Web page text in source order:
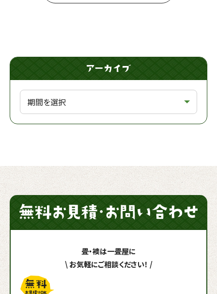
\
畳・襖は一畳屋に
お気軽にご相談ください！ /